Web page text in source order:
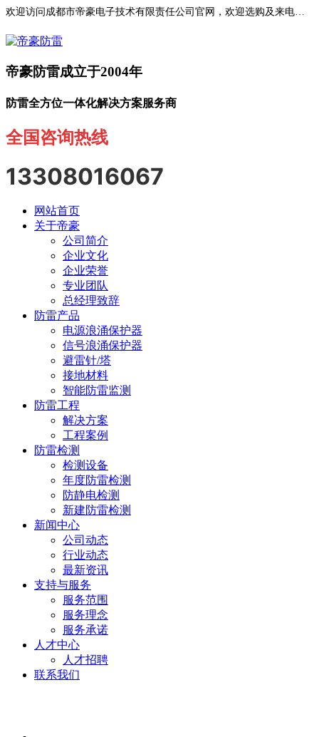
欢迎访问成都市帝豪电子技术有限责任公司官网，欢迎选购及来电咨询！
帝豪防雷成立于2004年
防雷全方位一体化解决方案服务商
全国咨询热线
13308016067
网站首页
关于帝豪
公司简介
企业文化
企业荣誉
专业团队
总经理致辞
防雷产品
电源浪涌保护器
信号浪涌保护器
避雷针/塔
接地材料
智能防雷监测
防雷工程
解决方案
工程案例
防雷检测
检测设备
年度防雷检测
防静电检测
新建防雷检测
新闻中心
公司动态
行业动态
最新资讯
支持与服务
服务范围
服务理念
服务承诺
人才中心
人才招聘
联系我们